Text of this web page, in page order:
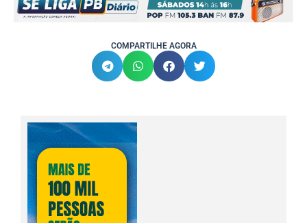
COMPARTILHE AGORA